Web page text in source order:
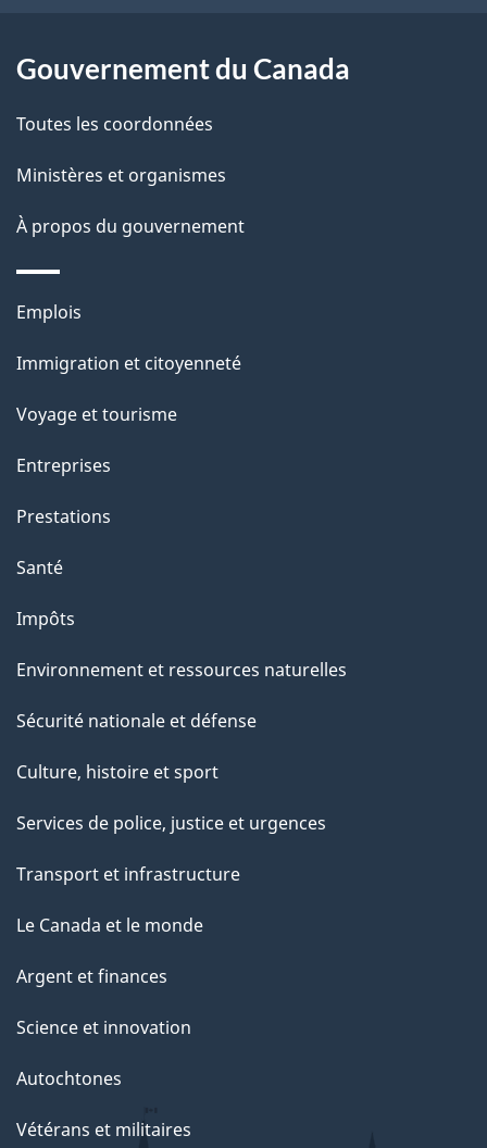
a
g
e
a
t
i
n
s
r
c
t
t
p
a
e
Gouvernement du Canada
Toutes les coordonnées
Ministères et organismes
À propos du gouvernement
Thèmes
sujets
Emplois
Immigration et citoyenneté
Voyage et tourisme
Entreprises
Prestations
Santé
Impôts
Environnement et ressources naturelles
Sécurité nationale et défense
Culture, histoire et sport
Services de police, justice et urgences
Transport et infrastructure
Le Canada et le monde
Argent et finances
Science et innovation
Autochtones
Vétérans et militaires